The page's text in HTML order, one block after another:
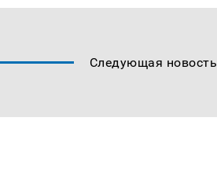
Следующая новость